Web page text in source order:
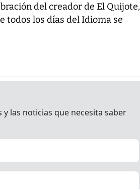
del creador de El Quijote,
todos los días del Idioma se